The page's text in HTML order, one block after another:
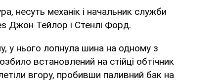
несуть механік і начальник служби
Джон Тейлор і Стенлі Форд.
у нього лопнула шина на одному з
встановлений на стійці обтічник
вгору, пробивши паливний бак на